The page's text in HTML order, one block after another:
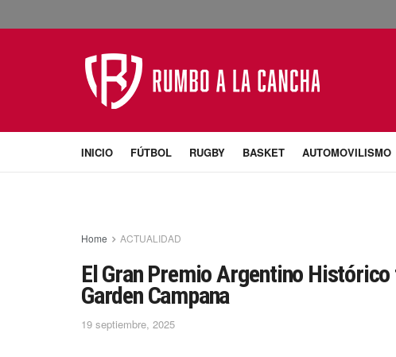
INICIO FÚTBOL RUGBY BASKET AUTOMOVILISMO
Home ACTUALIDAD
El Gran Premio Argentino Histórico
Garden Campana
19 septiembre, 2025